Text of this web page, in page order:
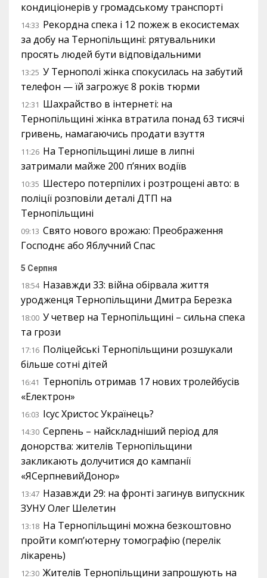
кондиціонерів у громадському транспорті
14:33 Рекордна спека і 12 пожеж в екосистемах
за добу на Тернопільщині: рятувальники
просять людей бути відповідальними
13:25 У Тернополі жінка спокусилась на забутий
телефон — їй загрожує 8 років тюрми
12:31 Шахрайство в інтернеті: на
Тернопільщині жінка втратила понад 63 тисячі
гривень, намагаючись продати взуття
11:26 На Тернопільщині лише в липні
затримали майже 200 п’яних водіїв
10:35 Шестеро потерпілих і розтрощені авто: в
поліції розповіли деталі ДТП на
Тернопільщині
09:13 Свято нового врожаю: Преображення
Господнє або Яблучний Спас
5 Серпня
18:54 Назавжди 33: війна обірвала життя
уродженця Тернопільщини Дмитра Березка
18:00 У четвер на Тернопільщині – сильна спека
та грози
17:16 Поліцейські Тернопільщини розшукали
більше сотні дітей
16:41 Тернопіль отримав 17 нових тролейбусів
«Електрон»
16:03 Ісус Христос Українець?
14:30 Серпень – найскладніший період для
донорства: жителів Тернопільщини
закликають долучитися до кампанії
«ЯСерпневийДонор»
13:47 Назавжди 29: на фронті загинув випускник
ЗУНУ Олег Шелетин
13:18 На Тернопільщині можна безкоштовно
пройти комп’ютерну томографію (перелік
лікарень)
12:30 Жителів Тернопільщини запрошують на